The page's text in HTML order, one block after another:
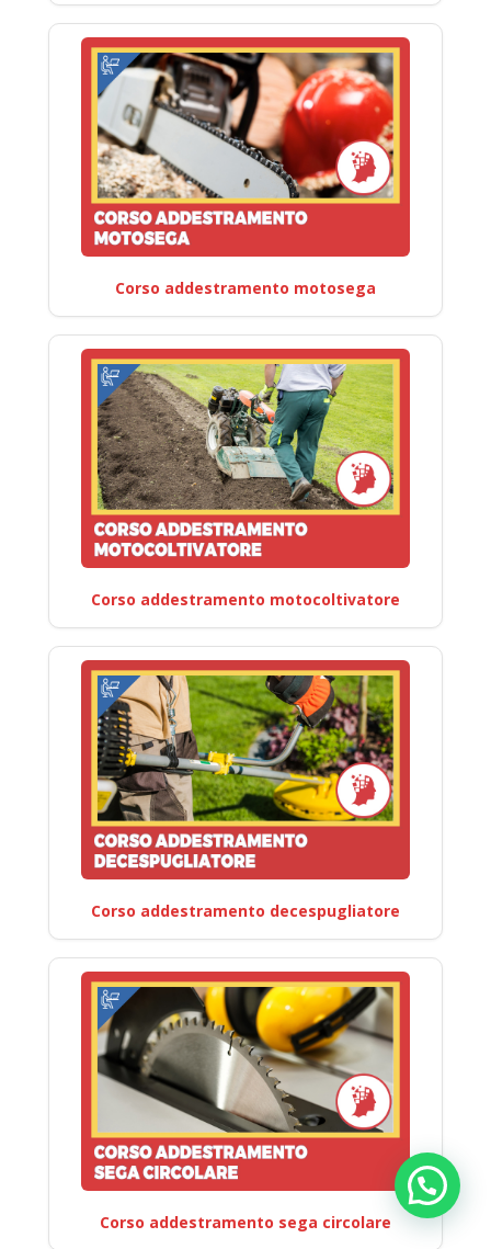
Corso addestramento motosega
Corso addestramento motocoltivatore
Corso addestramento decespugliatore
Corso addestramento sega circolare